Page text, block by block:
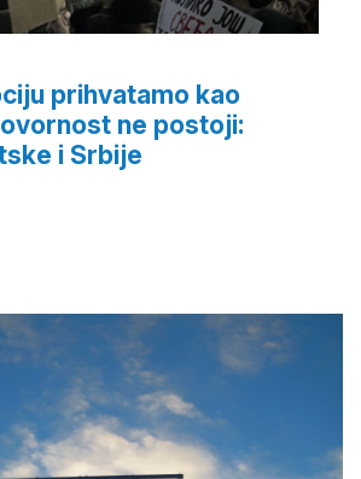
prihvatamo kao
ne postoji:
i Srbije